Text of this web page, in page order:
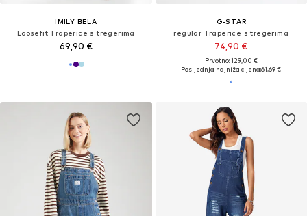
IMILY BELA
Loosefit Traperice s tregerima
69,90 €
G-STAR
regular Traperice s tregerima
74,90 €
Prvotno: 129,00 €
Posljednja najniža cijena:61,69 €